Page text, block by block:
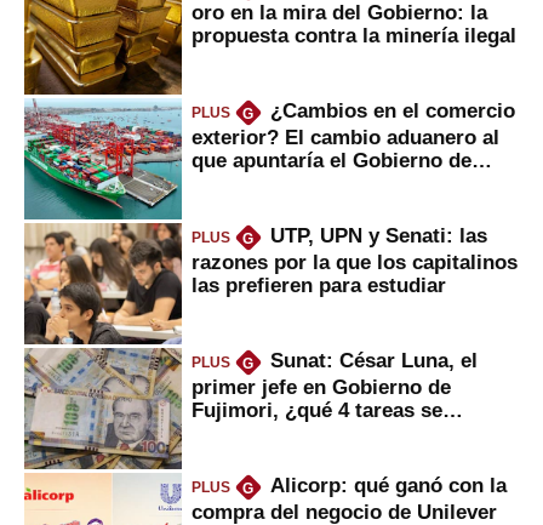
oro en la mira del Gobierno: la
propuesta contra la minería ilegal
PLUS G
¿Cambios en el comercio
exterior? El cambio aduanero al
que apuntaría el Gobierno de
PLUS G
UTP, UPN y Senati: las
razones por la que los capitalinos
las prefieren para estudiar
PLUS G
Sunat: César Luna, el
primer jefe en Gobierno de
Fujimori, ¿qué 4 tareas se
PLUS G
Alicorp: qué ganó con la
compra del negocio de Unilever